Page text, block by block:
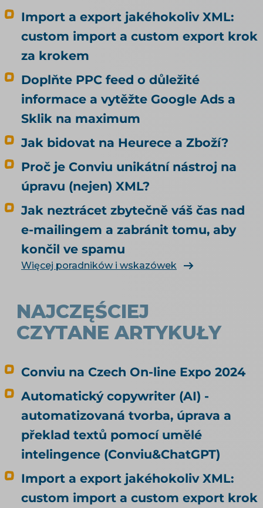
se tedy rozhodl vědomě. Alza zjistila, že za ni
rozhodlo nastavení, které kvůli agentům nikdo
nedělal. Rada, kterou k tomu na internetu
najdete, bývá pořád stejná: dejte do pořádku
produktová data. Je to dobrá rada, jen
odpovídá na jinou otázku, než si většina lidí
myslí. Kvalitní data rozhodují o tom, jestli vás
umělá inteligence doporučí. To, jestli u vás
článek je proto o nakupování, ne o
doporučování. Odpovídá na tři otázky: Může u
mě agent nakoupit už dnes, i když jsem to
nikde nepovolil? Co bych musel udělat, aby u
mě mohl nakupovat oficiálně, a vyplatí se to?
Kdo zaplatí škodu, když agent koupí něco
jiného, než měl? Jak vás má umělá inteligence
vůbec najít a doporučit, řeší téma SEO a UX pro
e-shop. Čím konkrétně naplnit produktová
Import a export jakéhokoliv XML:
custom import a custom export krok
za krokem
Doplňte PPC feed o důležité
informace a vytěžte Google Ads a
Sklik na maximum
Jak bidovat na Heurece a Zboží?
Proč je Conviu unikátní nástroj na
úpravu (nejen) XML?
Jak neztrácet zbytečně váš čas nad
e-mailingem a zabránit tomu, aby
končil ve spamu
Więcej poradników i wskazówek
NAJCZĘŚCIEJ
CZYTANE ARTYKUŁY
Conviu na Czech On-line Expo 2024
Automatický copywriter (AI) -
automatizovaná tvorba, úprava a
překlad textů pomocí umělé
intelingence (Conviu&ChatGPT)
Import a export jakéhokoliv XML:
custom import a custom export krok